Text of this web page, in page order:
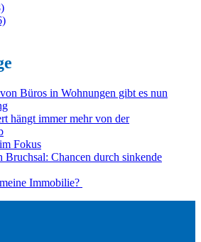
Büros in Wohnungen gibt es nun
hängt immer mehr von der
Fokus
Bruchsal: Chancen durch sinkende
Immobilie?